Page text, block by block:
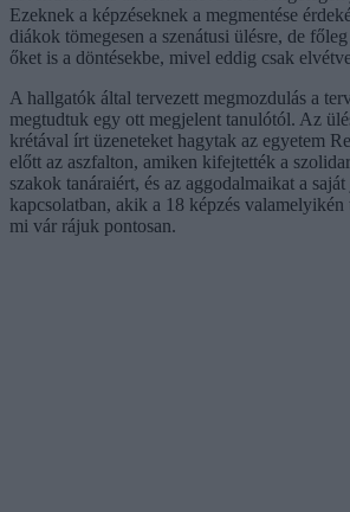
Ezeknek a képzéseknek a megmentése
diákok tömegesen a szenátusi ülésre, de
őket is a döntésekbe, mivel eddig csak
A hallgatók által tervezett megmozdulás a
megtudtuk egy ott megjelent tanulótól. Az
krétával írt üzeneteket hagytak az egyetem
előtt az aszfalton, amiken kifejtették a
szakok tanáraiért, és az aggodalmaikat a
kapcsolatban, akik a 18 képzés
mi vár rájuk pontosan.